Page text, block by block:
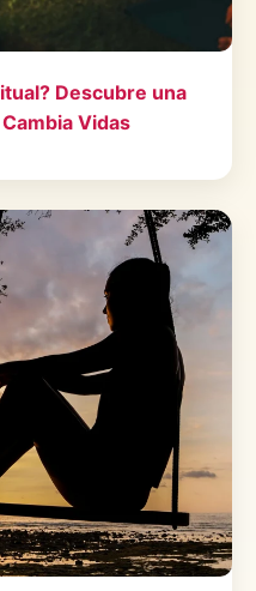
Descubre una
Vidas